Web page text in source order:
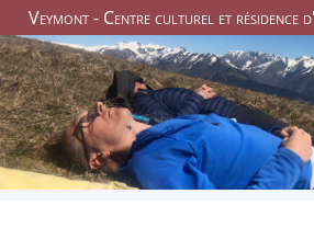
Veymont - Centre culturel et résidence